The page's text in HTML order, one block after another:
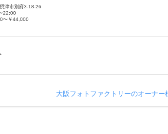
津市別府3-18-26
22:00
〜￥44,000
大阪フォトファクトリーのオーナー